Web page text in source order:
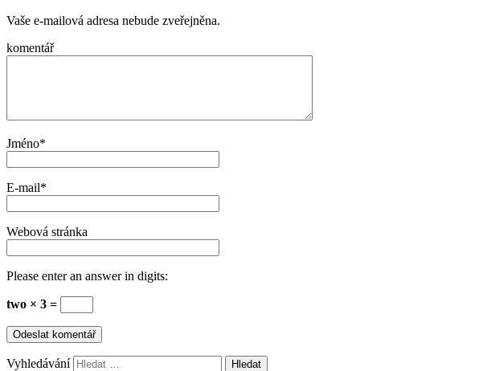
Vaše e-mailová adresa nebude zveřejněna.
komentář
Jméno*
E-mail*
Webová stránka
Please enter an answer in digits:
two × 3 =
Vyhledávání